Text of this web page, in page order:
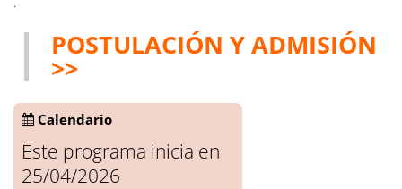
POSTULACIÓN Y ADMISIÓN
>>
Calendario
Este programa inicia en
25/04/2026